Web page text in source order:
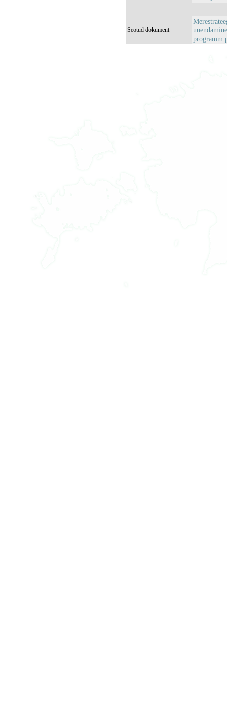
Seotud dokument
programm